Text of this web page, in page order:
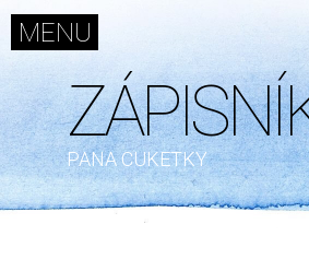
MENU
ZÁPISNÍK
SKROMNÁ
KUCHYNĚ
PRKÝNKO
PANA CUKETKY